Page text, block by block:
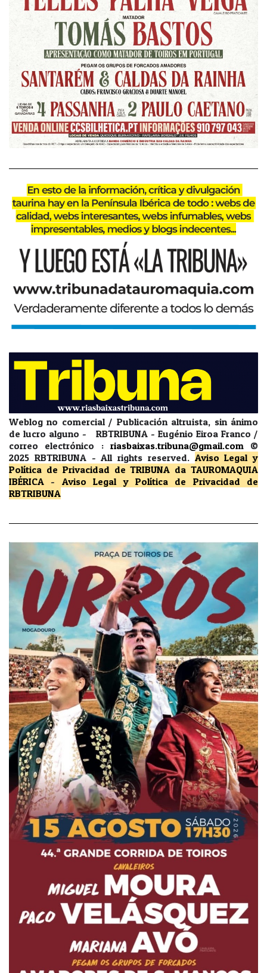
Weblog no comercial / Publicación altruista, sin ánimo
de lucro alguno - RBTRIBUNA - Eugénio Eiroa Franco /
correo electrónico : riasbaixas.tribuna@gmail.com
©
2025 RBTRIBUNA -All rights reserved. Aviso Legal y
Política de Privacidad de TRIBUNA da TAUROMAQUIA
IBÉRICA - Aviso Legal y Política de Privacidad
de
RBTRIBUNA